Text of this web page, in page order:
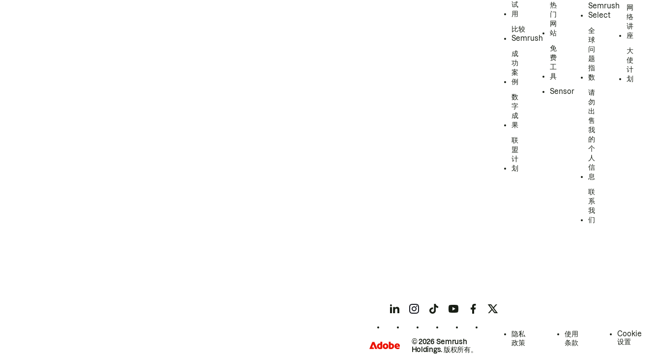
试
用
比较
Semrush
成
功
案
例
数
字
成
果
联
盟
计
划
热
门
网
站
免
费
工
具
Sensor
Semrush
Select
全
球
问
题
指
数
请
勿
出
售
我
的
个
人
信
息
联
系
我
们
网
络
讲
座
大
使
计
划
© 2026 Semrush
Holdings. 版权所有。
隐私
政策
使用
条款
Cookie
设置